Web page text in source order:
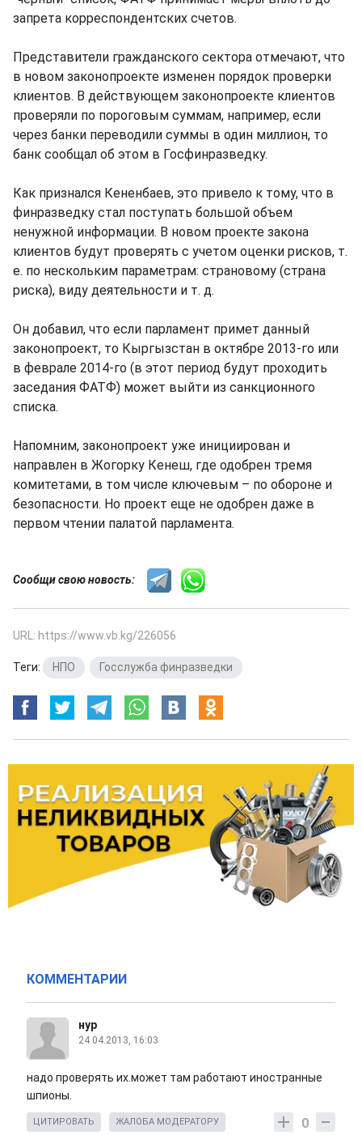
запрета корреспондентских счетов.
Представители гражданского сектора отмечают, что
в новом законопроекте изменен порядок проверки
клиентов. В действующем законопроекте клиентов
проверяли по пороговым суммам, например, если
через банки переводили суммы в один миллион, то
банк сообщал об этом в Госфинразведку.
Как признался Кененбаев, это привело к тому, что в
финразведку стал поступать большой объем
ненужной информации. В новом проекте закона
клиентов будут проверять с учетом оценки рисков, т.
е. по нескольким параметрам: страновому (страна
риска), виду деятельности и т. д.
Он добавил, что если парламент примет данный
законопроект, то Кыргызстан в октябре 2013-го или
в феврале 2014-го (в этот период будут проходить
заседания ФАТФ) может выйти из санкционного
списка.
Напомним, законопроект уже инициирован и
направлен в Жогорку Кенеш, где одобрен тремя
комитетами, в том числе ключевым – по обороне и
безопасности. Но проект еще не одобрен даже в
первом чтении палатой парламента.
Сообщи свою новость:
URL: https://www.vb.kg/226056
Теги: НПО Госслужба финразведки
КОММЕНТАРИИ
нур
24.04.2013, 16:03
надо проверять их.может там работают иностранные
шпионы.
0
ЦИТИРОВАТЬ ЖАЛОБА МОДЕРАТОРУ